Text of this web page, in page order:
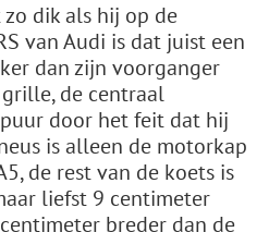
dik als hij op de
van Audi is dat juist een
dan zijn voorganger
de centraal
door het feit dat hij
is alleen de motorkap
de rest van de koets is
liefst 9 centimeter
breder dan de